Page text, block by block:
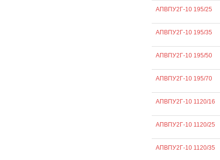
АПВПУ2Г-10 195/25
АПВПУ2Г-10 195/35
АПВПУ2Г-10 195/50
АПВПУ2Г-10 195/70
АПВПУ2Г-10 1120/16
АПВПУ2Г-10 1120/25
АПВПУ2Г-10 1120/35